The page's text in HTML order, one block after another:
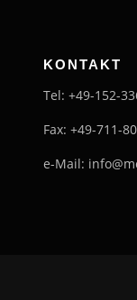
KONTAKT
Tel: +49-152-
Fax: +49-711-
e-Mail: